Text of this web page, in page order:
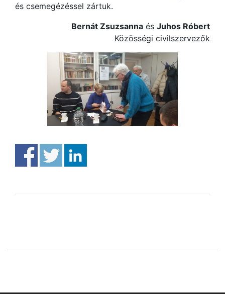
és csemegézéssel zártuk.
Bernát Zsuzsanna és Juhos Róbert
Közösségi civilszervezők